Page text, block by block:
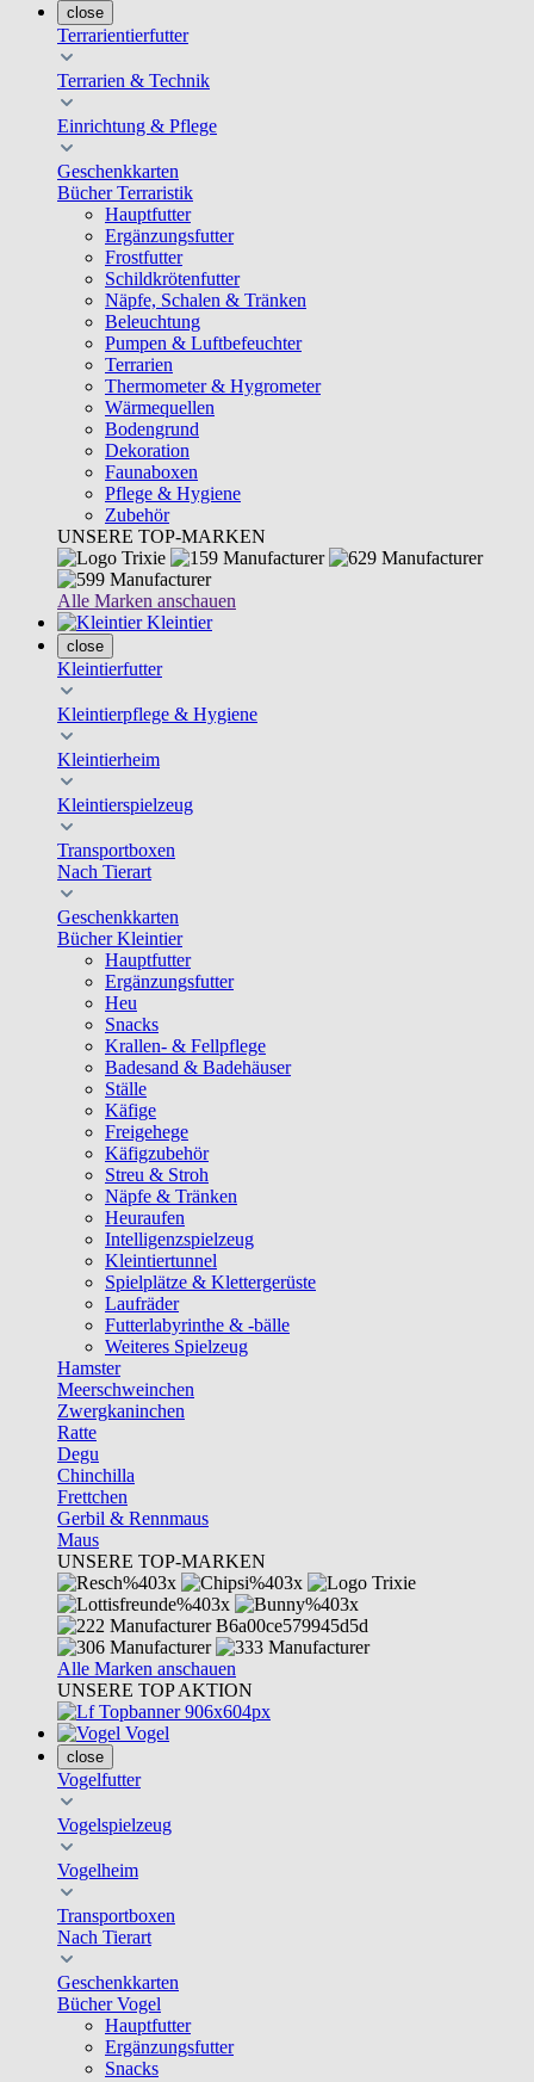
close
Terrarientierfutter
Terrarien & Technik
Einrichtung & Pflege
Geschenkkarten
Bücher Terraristik
Hauptfutter
Ergänzungsfutter
Frostfutter
Schildkrötenfutter
Näpfe, Schalen & Tränken
Beleuchtung
Pumpen & Luftbefeuchter
Terrarien
Thermometer & Hygrometer
Wärmequellen
Bodengrund
Dekoration
Faunaboxen
Pflege & Hygiene
Zubehör
UNSERE TOP-MARKEN
Alle Marken anschauen
Kleintier
close
Kleintierfutter
Kleintierpflege & Hygiene
Kleintierheim
Kleintierspielzeug
Transportboxen
Nach Tierart
Geschenkkarten
Bücher Kleintier
Hauptfutter
Ergänzungsfutter
Heu
Snacks
Krallen- & Fellpflege
Badesand & Badehäuser
Ställe
Käfige
Freigehege
Käfigzubehör
Streu & Stroh
Näpfe & Tränken
Heuraufen
Intelligenzspielzeug
Kleintiertunnel
Spielplätze & Klettergerüste
Laufräder
Futterlabyrinthe & -bälle
Weiteres Spielzeug
Hamster
Meerschweinchen
Zwergkaninchen
Ratte
Degu
Chinchilla
Frettchen
Gerbil & Rennmaus
Maus
UNSERE TOP-MARKEN
Alle Marken anschauen
UNSERE TOP AKTION
Vogel
close
Vogelfutter
Vogelspielzeug
Vogelheim
Transportboxen
Nach Tierart
Geschenkkarten
Bücher Vogel
Hauptfutter
Ergänzungsfutter
Snacks